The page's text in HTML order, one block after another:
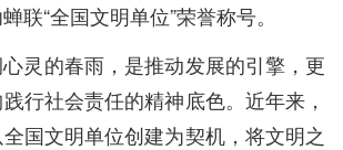
联“全国文明单位”荣誉称号。
灵的春雨，是推动发展的引擎，更
行社会责任的精神底色。近年来，
国文明单位创建为契机，将文明之